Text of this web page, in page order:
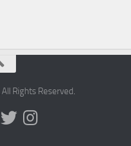
All Rights Reserved.